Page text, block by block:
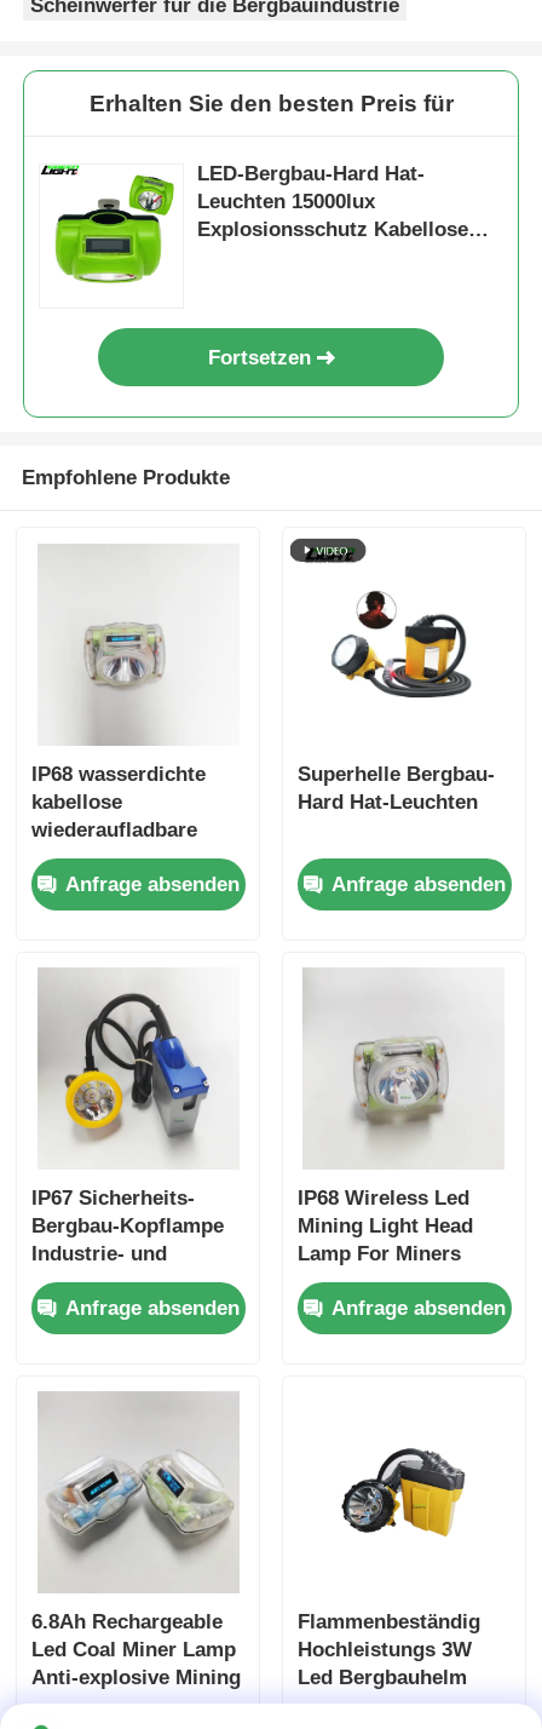
Scheinwerfer für die Bergbauindustrie
Erhalten Sie den besten Preis für
LED-Bergbau-Hard Hat-
Leuchten 15000lux
Explosionsschutz Kabellose
Fortsetzen
Empfohlene Produkte
IP68 wasserdichte
kabellose
wiederaufladbare
Bergbauleuchte mit
Led-Kappenlampe für
Kohlengruben
Anfrage absenden
Superhelle Bergbau-
Hard Hat-Leuchten
Anfrage absenden
IP67 Sicherheits-
Bergbau-Kopflampe
Industrie- und
Bergbauwasserdicht
Bergleiter
Scheinwerfer
Bergbau Hard Hat
Anfrage absenden
IP68 Wireless Led
Mining Light Head
Lamp For Miners
Camping Hunting
Headlight Mining Cap
Lamp
Anfrage absenden
6.8Ah Rechargeable
Led Coal Miner Lamp
Anti-explosive Mining
Cap Lamp with SOS
Flammenbeständig
Hochleistungs 3W
Led Bergbauhelm
Licht Bergbauleuchte